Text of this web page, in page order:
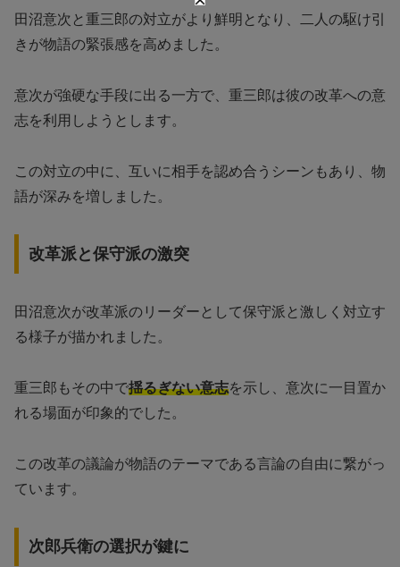
田沼意次と重三郎の対立がより鮮明となり、二人の駆け引
きが物語の緊張感を高めました。
意次が強硬な手段に出る一方で、重三郎は彼の改革への意
志を利用しようとします。
この対立の中に、互いに相手を認め合うシーンもあり、物
語が深みを増しました。
改革派と保守派の激突
田沼意次が改革派のリーダーとして保守派と激しく対立す
る様子が描かれました。
重三郎もその中で揺るぎない意志を示し、意次に一目置か
れる場面が印象的でした。
この改革の議論が物語のテーマである言論の自由に繋がっ
ています。
次郎兵衛の選択が鍵に